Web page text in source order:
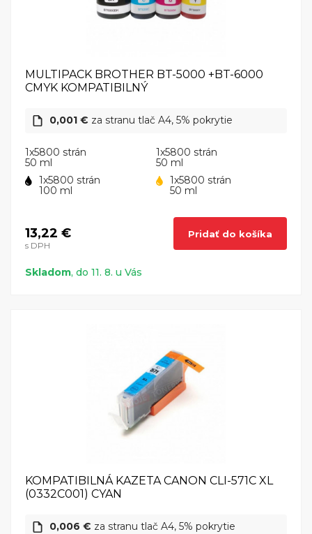
MULTIPACK BROTHER BT-5000 +BT-6000
CMYK KOMPATIBILNÝ
0,001 € za stranu tlač A4, 5% pokrytie
1x5800 strán
50 ml
1x5800 strán
50 ml
1x5800 strán
100 ml
1x5800 strán
50 ml
13,22 €
s DPH
Pridať do košíka
Skladom, do 11. 8. u Vás
KOMPATIBILNÁ KAZETA CANON CLI-571C XL
(0332C001) CYAN
0,006 € za stranu tlač A4, 5% pokrytie